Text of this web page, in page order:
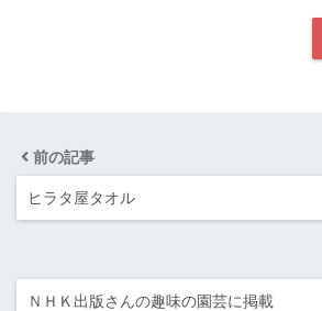
前の記事
ヒラタ屋タオル
ＮＨＫ出版さんの趣味の園芸に掲載